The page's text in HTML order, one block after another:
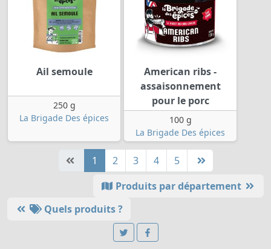
Ail semoule
250 g
La Brigade Des épices
American ribs -
assaisonnement
pour le porc
100 g
La Brigade Des épices
1 2 3 4
5
Produits par département
Quels produits ?